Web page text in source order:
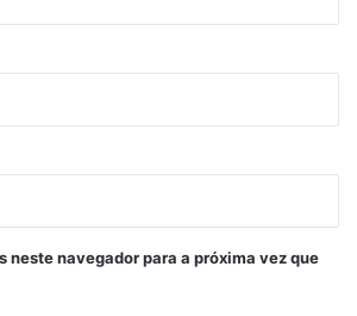
neste navegador para a próxima vez que